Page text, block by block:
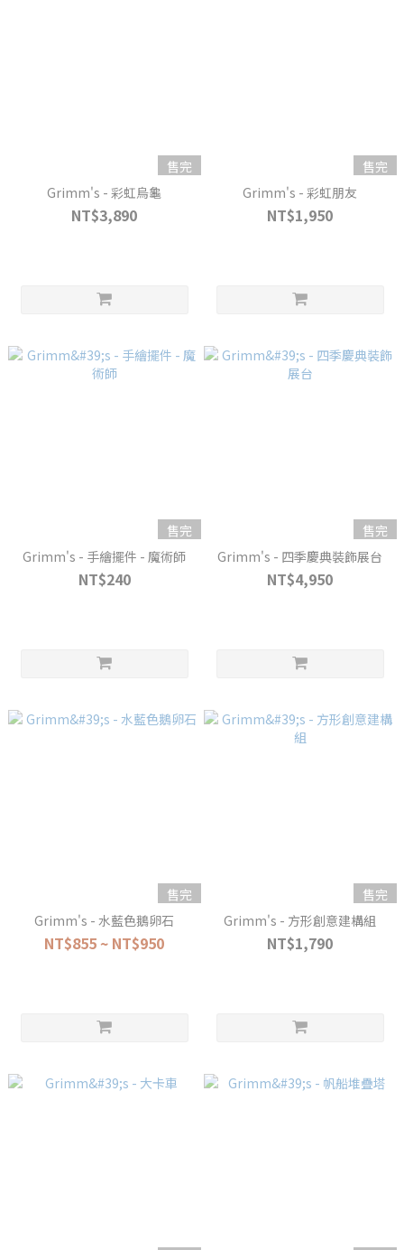
售完
Grimm's - 彩虹烏龜
NT$3,890
售完
Grimm's - 彩虹朋友
NT$1,950
售完
Grimm's - 手繪擺件 - 魔術師
NT$240
售完
Grimm's - 四季慶典裝飾展台
NT$4,950
售完
Grimm's - 水藍色鵝卵石
NT$855 ~ NT$950
售完
Grimm's - 方形創意建構組
NT$1,790